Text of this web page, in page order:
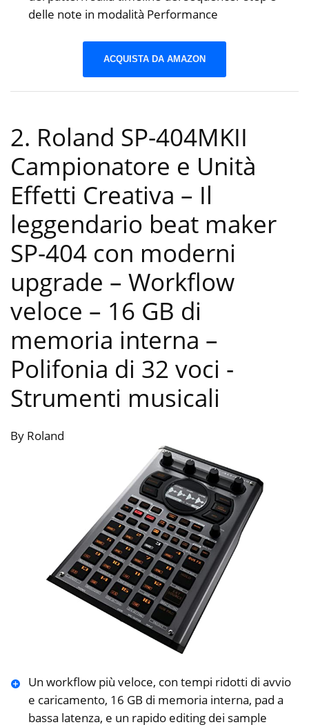
delle note in modalità Performance
ACQUISTA DA AMAZON
2. Roland SP-404MKII
Campionatore e Unità
Effetti Creativa – Il
leggendario beat maker
SP-404 con moderni
upgrade – Workflow
veloce – 16 GB di
memoria interna –
Polifonia di 32 voci -
Strumenti musicali
By Roland
Un workflow più veloce, con tempi ridotti di avvio
e caricamento, 16 GB di memoria interna, pad a
bassa latenza, e un rapido editing dei sample